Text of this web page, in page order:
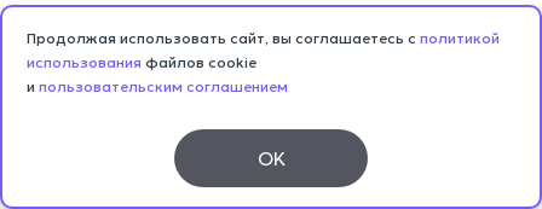
Продолжая использовать сайт, вы соглашаетесь с политикой
использования файлов cookie
и пользовательским соглашением
OK